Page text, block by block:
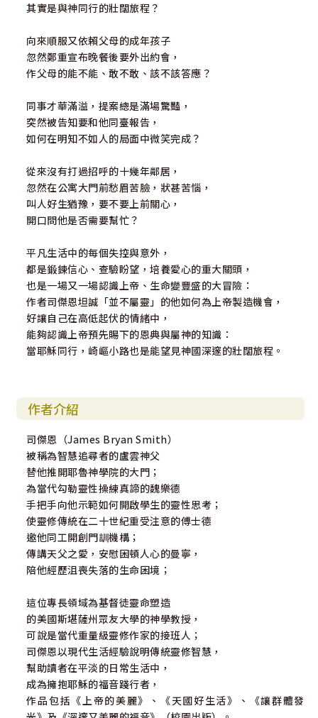
其實是與神同行的壯闊旅程？
向來順服又依賴父母的成年孩子
忽然鄭重宣布晚餐後要外出約會，
作父母的能不能、敢不敢、該不該答應？
同事才華滿溢，提案總是滿場驚豔，
突然被告知要和他同臺報告，
如何在明知不如人的局面中微笑完成？
從來沒有打過招呼的十幾年鄰居，
忽然在公寓大門前愁眉苦臉，狀甚苦惱，
叫人好生猶豫，要不要上前關心，
開口問他是否需要幫忙？
平凡生活中的每個失控與意外，
都是鍛鍊信心、查驗盼望，培養愛心的重大關頭，
也是一場又一場認識上帝、生命變豐盛的大冒險：
作者司傑恩坦誠「並不屬靈」的他如何為上帝製造機會，
好讓自己在高低起伏的情緒中，
能夠認識上帝預先賜下的恩典與屬神的知識：
當耶穌同行，崎嶇小路也是能望見神國深邃的壯闊旅程。
作者介紹
司傑恩（James Bryan Smith）
被稱為智慧追尋者的盧雲神父
替他推開耶魯神學院的大門；
為當代勾勒靈性操練真諦的魏樂德
手把手向他示範如何開啟學生的靈性思考；
使靈修傳統在二十世紀重受注意的傅士德
邀他同工開創門訓機構；
傳講天父之愛，安慰困頓人心的曼寧，
陪他經歷沮喪失落的生命困境；
這位專長領域為基督徒靈命塑造
的美國斯堪薩州眾友大學的神學教授，
可說是當代重量級靈修作家的接班人；
司傑恩以現代生活經驗說明傳統靈修智慧，
幫助讀者在平淡的日常生活中，
成為擁抱耶穌的福音踐行者，
作品包括《上帝的美麗》、《天國好生活》、《讓群體發